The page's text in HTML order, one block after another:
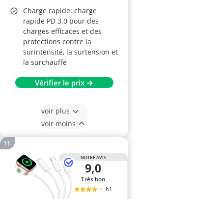
Charge rapide: charge
rapide PD 3.0 pour des
charges efficaces et des
protections contre la
surintensité, la surtension et
la surchauffe
Vérifier le prix →
voir plus
voir moins
NOTRE AVIS
9,0
Très bon
61